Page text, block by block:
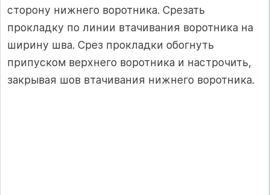
сторону нижнего воротника. Срезать
прокладку по линии втачивания воротника на
ширину шва. Срез прокладки обогнуть
припуском верхнего воротника и настрочить,
закрывая шов втачивания нижнего воротника.